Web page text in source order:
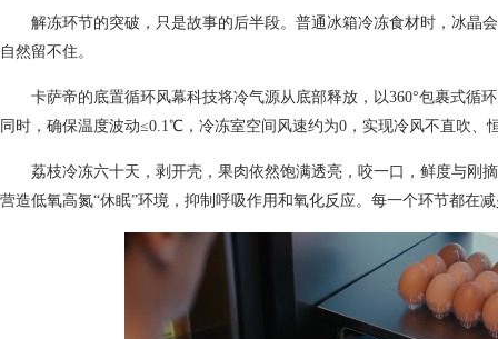
解冻环节的突破，只是故事的后半段。普通冰箱冷冻食材时，冰晶
自然留不住。
卡萨帝的底置循环风幕科技将冷气源从底部释放，以360°包裹式循
同时，确保温度波动≤0.1℃，冷冻室空间风速约为0，实现冷风不直吹、
荔枝冷冻六十天，剥开壳，果肉依然饱满透亮，咬一口，鲜度与刚
营造低氧高氮“休眠”环境，抑制呼吸作用和氧化反应。每一个环节都在